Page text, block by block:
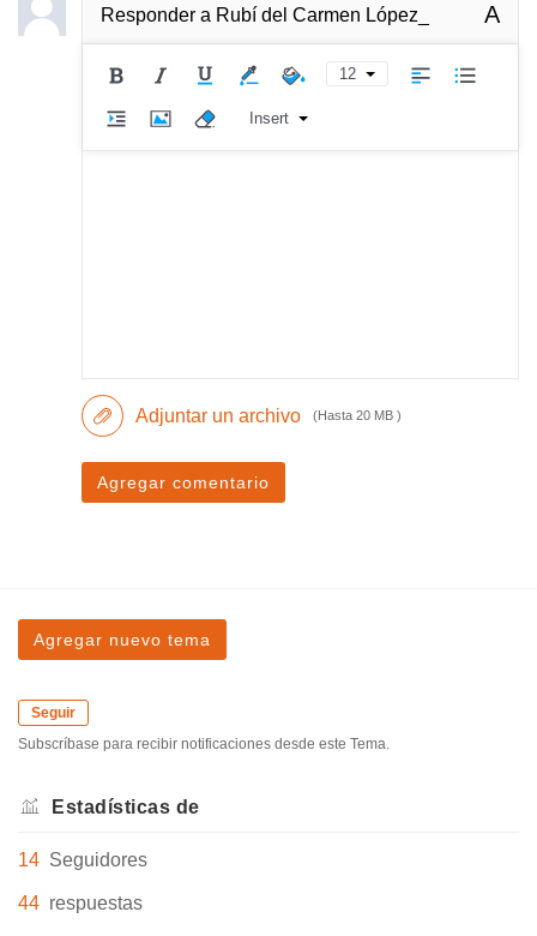
Responder a Rubí del Carmen López_ A
12
Insert
Adjuntar un archivo (Hasta 20 MB )
Agregar comentario
Agregar nuevo tema
Seguir
Subscríbase para recibir notificaciones desde este Tema.
Estadísticas de
14 Seguidores
44 respuestas